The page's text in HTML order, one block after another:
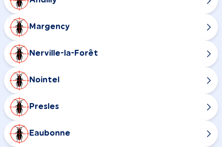
Margency
Nerville-la-Forêt
Nointel
Presles
Eaubonne